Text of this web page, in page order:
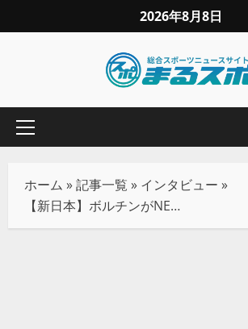
2026年8月8日
ホーム »記事一覧 » インタビュー »
【新日本】ボルチンがNEVER初戴冠！敗れたTAKESHITAは”IWGP”を獲りにいく